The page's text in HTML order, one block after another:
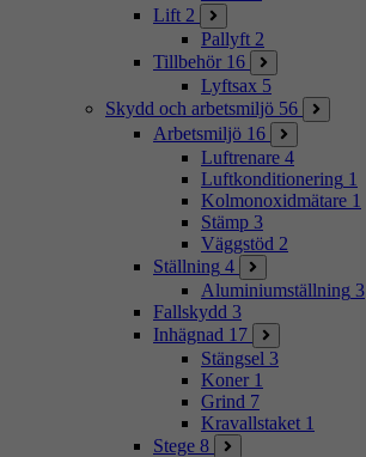
Lift 2
Pallyft 2
Tillbehör 16
Lyftsax 5
Skydd och arbetsmiljö 56
Arbetsmiljö 16
Luftrenare 4
Luftkonditionering 1
Kolmonoxidmätare 1
Stämp 3
Väggstöd 2
Ställning 4
Aluminiumställning 3
Fallskydd 3
Inhägnad 17
Stängsel 3
Koner 1
Grind 7
Kravallstaket 1
Stege 8